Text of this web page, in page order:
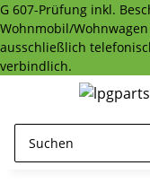
G 607-Prüfung inkl.
Wohnmobil/
ausschließlich
verbindlich.